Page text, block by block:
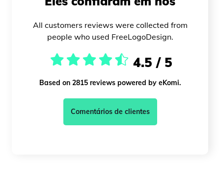
All customers reviews were collected from
people who used FreeLogoDesign.
4.5 / 5
Based on 2815 reviews powered by eKomi.
Comentários de clientes